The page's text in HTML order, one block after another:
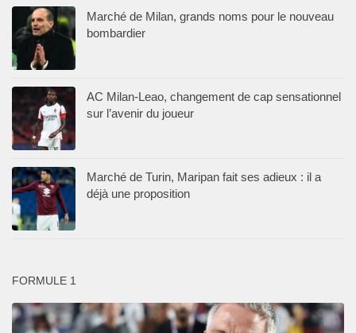
Marché de Milan, grands noms pour le nouveau
bombardier
AC Milan-Leao, changement de cap sensationnel
sur l’avenir du joueur
Marché de Turin, Maripan fait ses adieux : il a
déjà une proposition
FORMULE 1